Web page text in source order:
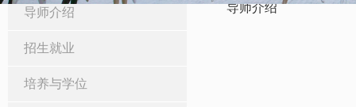
导师介绍
招生就业
培养与学位
导师介绍